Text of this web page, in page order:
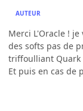
AUTEUR
Merci L'Oracle !
des softs pas de
triffoulliant Quark
Et puis en cas de